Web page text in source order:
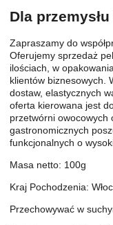
Dla
Zapraszamy do
Oferujemy sprzedaż
ilościach, w
klientów biznesowych.
dostaw, elastycznych
oferta kierowana jest
przetwórni owocowych
gastronomicznych
funkcjonalnych o
Masa netto: 100g
Kraj Pochodzenia:
Przechowywać w